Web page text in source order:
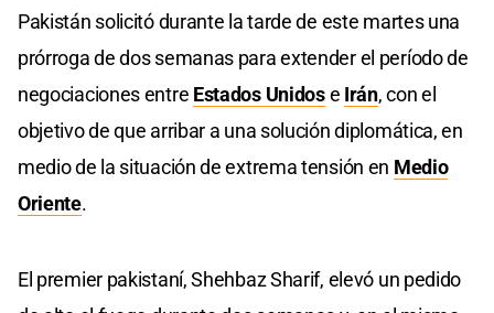
Pakistán solicitó durante la tarde de este martes una
prórroga de dos semanas para extender el período de
negociaciones entre Estados Unidose Irán, con el
objetivo de que arribar a una solución diplomática, en
medio de la situación de extrema tensión en Medio
Oriente.
El premier pakistaní, Shehbaz Sharif, elevó un pedido